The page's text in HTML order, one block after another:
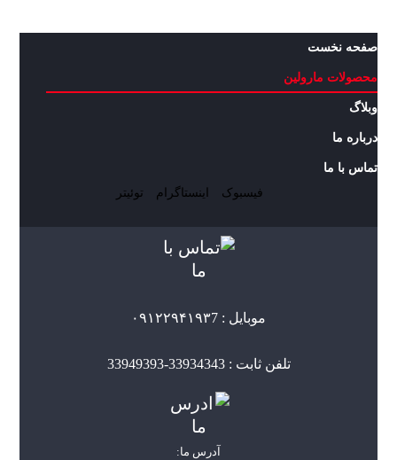
صفحه نخست
محصولات مارولین
وبلاگ
درباره ما
تماس با ما
فیسبوک
اینستاگرام توئیتر
موبایل : ۰۹۱۲۲۹۴۱۹۳7
تلفن ثابت : 33934343-33949393
آدرس ما: